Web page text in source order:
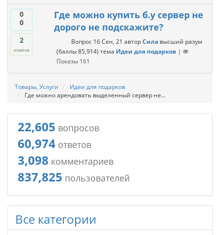
0
0
2
ответов
Где можно купить б.у сервер не
дорого не подскажите?
Вопрос 16 Сен, 21 авторСила высший разум
(баллы85,914) тема Идеи для подарков |
Показы 161
Товары, Услуги
Идеи для подарков
Где можно арендовать выделенный сервер не...
22,605 вопросов
60,974 ответов
3,098 комментариев
837,825 пользователей
Все категории